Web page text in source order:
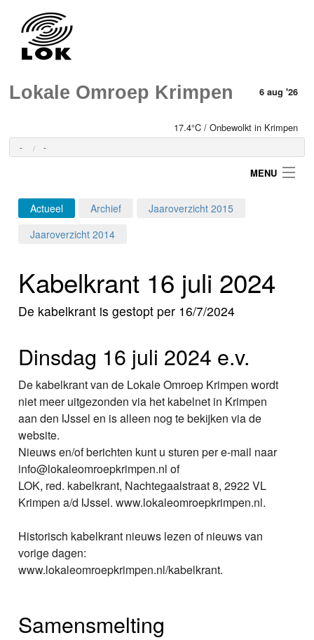
Lokale Omroep Krimpen 6 aug '26
17.4°C / Onbewolkt in Krimpen
- -
MENU
Login
Programma's
Foto's
Video
Webcam
Info
Actueel Archief
Jaaroverzicht 2015
Jaaroverzicht 2014
Kabelkrant 16 juli 2024
De kabelkrant is gestopt per 16/7/2024
Dinsdag 16 juli 2024 e.v.
De kabelkrant van de Lokale Omroep Krimpen wordt
niet meer uitgezonden via het kabelnet in Krimpen
aan den IJssel en is alleen nog te bekijken via de
website.
Nieuws en/of berichten kunt u sturen per e-mail naar
info@lokaleomroepkrimpen.nl of
LOK, red. kabelkrant, Nachtegaalstraat 8, 2922 VL
Krimpen a/d IJssel. www.lokaleomroepkrimpen.nl.
Historisch kabelkrant nieuws lezen of nieuws van
vorige dagen:
www.lokaleomroepkrimpen.nl/kabelkrant.
Samensmelting